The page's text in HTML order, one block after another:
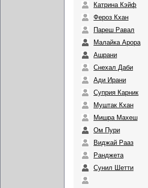
Катрина Кэйф
Фероз Кхан
Пареш Равал
Малайка Арора
Ашрани
Снехал Даби
Ади Ирани
Суприя Карник
Муштак Кхан
Мишра Махеш
Ом Пури
Виджай Рааз
Ранджета
Сунил Шетти